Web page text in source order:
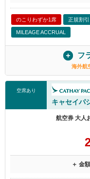
のこりわずか1席 正規割引
MILEAGE ACCRUAL
フ
海外航
空席あり
キャセイパ
航空券 大人
＋ 金